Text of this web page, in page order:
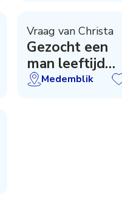
Vraag van Christa
Gezocht een
man leeftijd
58-70 jaar
Medemblik